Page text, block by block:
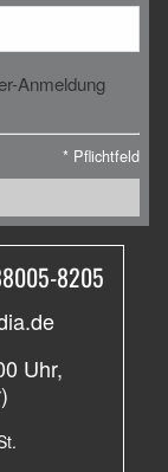
Anmeldung
* Pflichtfeld
8205
Uhr,